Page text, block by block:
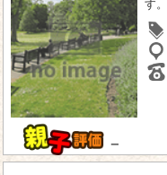
－
す。